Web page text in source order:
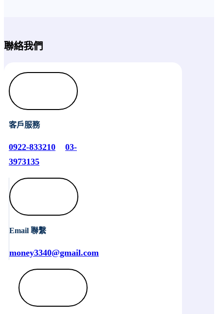
聯絡我們
客戶服務
0922-833210
03-
3973135
Email 聯繫
money3340@gmail.com